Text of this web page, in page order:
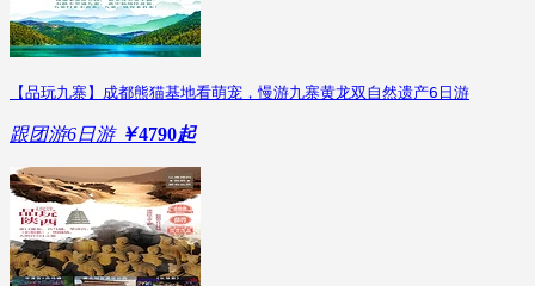
【品玩九寨】成都熊猫基地看萌宠，慢游九寨黄龙双自然遗产6日游
跟团游6日游 ￥4790起